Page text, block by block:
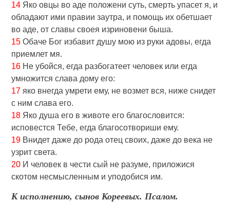
14 Яко овцы во аде положени суть, смерть упасет я, и
обладают ими правии заутра, и помощь их обетшает
во аде, от славы своея изриновени быша.
15 Обаче Бог избавит душу мою из руки адовы, егда
приемлет мя.
16 Не убойся, егда разбогатеет человек или егда
умножится слава дому eго:
17 яко внегда умрети eму, не возмет вся, ниже снидет
с ним слава eго.
18 Яко душа eго в животе eго благословится:
исповестся Тебе, егда благосотвориши eму.
19 Внидет даже до рода отец своих, даже до века не
узрит света.
20 И человек в чести сый не разуме, приложися
скотом несмысленным и уподобися им.
К исполнению, сынов Кореевых. Псалом.